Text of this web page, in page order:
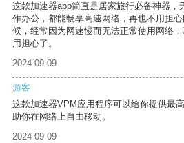
这款加速器app简直是居家旅行必备神器，
作办公，都能畅享高速网络，再也不用担
候，经常因为网速慢而无法正常使用网络
用担心了。
2024-09-09
游客
这款加速器VPM应用程序可以给你提供最
助你在网络上自由移动。
2024-09-09